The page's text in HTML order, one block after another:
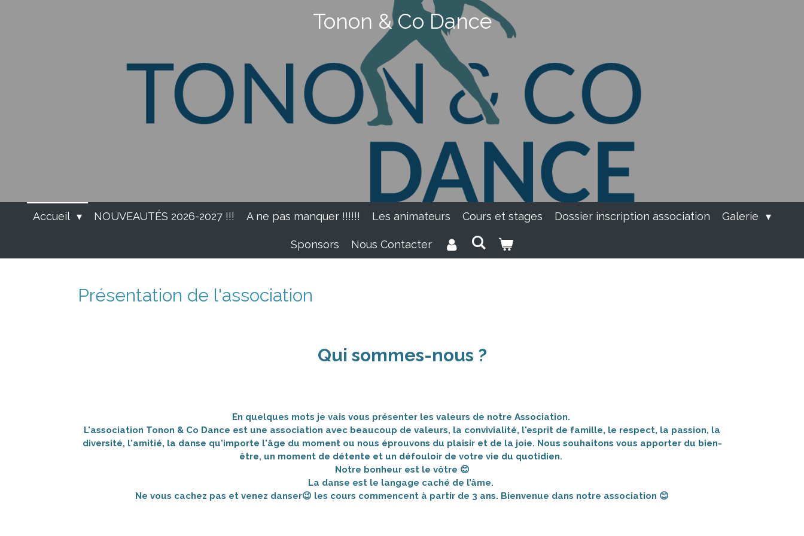
Tonon & Co Dance
Accueil NOUVEAUTÉS 2026-2027 !!! A ne pas manquer !!!!!! Les animateurs Cours et stages Dossier inscription association Galerie
Sponsors Nous Contacter
Présentation de l'association
Qui sommes-nous ?
En quelques mots je vais vous présenter les valeurs de notre Association.
L'association Tonon & Co Dance est une association avec beaucoup de valeurs, la convivialité, l'esprit de famille, le respect, la passion, la
diversité, l'amitié, la danse qu'importe l'âge du moment ou nous éprouvons du plaisir et de la joie. Nous souhaitons vous apporter du bien-
être, un moment de détente et un défouloir de votre vie du quotidien.
Notre bonheur est le vôtre 😊
La danse est le langage caché de l’âme.
Ne vous cachez pas et venez danser😉 les cours commencent à partir de 3 ans. Bienvenue dans notre association 😊